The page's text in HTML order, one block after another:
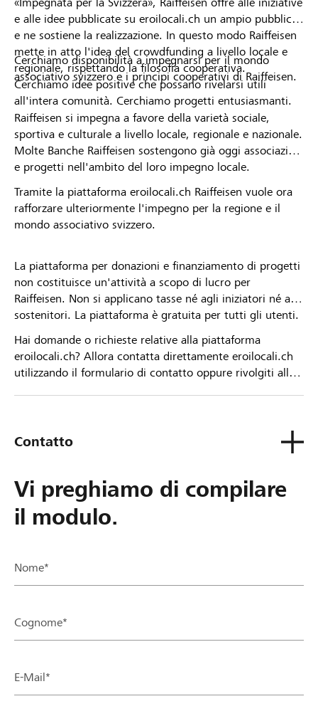
e alle idee pubblicate su eroilocali.ch un ampio pubblico
e ne sostiene la realizzazione. In questo modo Raiffeisen
mette in atto l'idea del crowdfunding a livello locale e
regionale, rispettando la filosofia cooperativa.
Cerchiamo idee positive che possano rivelarsi utili
all'intera comunità. Cerchiamo progetti entusiasmanti.
Cerchiamo disponibilità a impegnarsi per il mondo
associativo svizzero e i principi cooperativi di Raiffeisen.
Raiffeisen si impegna a favore della varietà sociale,
sportiva e culturale a livello locale, regionale e nazionale.
Molte Banche Raiffeisen sostengono già oggi associazioni
e progetti nell'ambito del loro impegno locale.
Tramite la piattaforma eroilocali.ch Raiffeisen vuole ora
rafforzare ulteriormente l'impegno per la regione e il
mondo associativo svizzero.
La piattaforma per donazioni e finanziamento di progetti
non costituisce un'attività a scopo di lucro per
Raiffeisen. Non si applicano tasse né agli iniziatori né ai
sostenitori. La piattaforma è gratuita per tutti gli utenti.
Hai domande o richieste relative alla piattaforma
eroilocali.ch? Allora contatta direttamente eroilocali.ch
utilizzando il formulario di contatto oppure rivolgiti alla
Contatto
Vi preghiamo di compilare
il modulo.
Nome*
Cognome*
E-Mail*